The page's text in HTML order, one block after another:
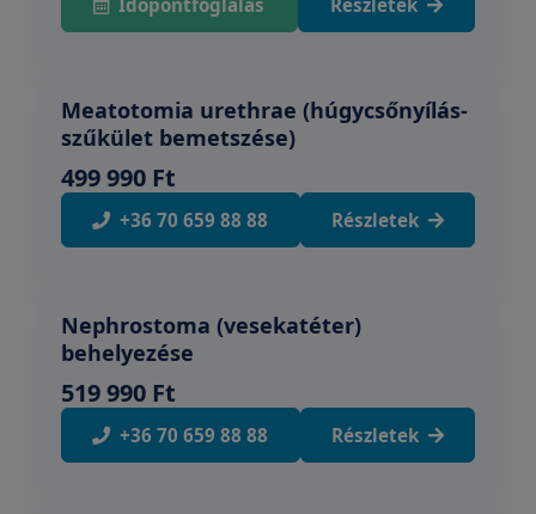
Időpontfoglalás Részletek
Meatotomia urethrae (húgycsőnyílás-
szűkület bemetszése)
499 990 Ft
+36 70 659 88 88 Részletek
Nephrostoma (vesekatéter)
behelyezése
519 990 Ft
+36 70 659 88 88 Részletek